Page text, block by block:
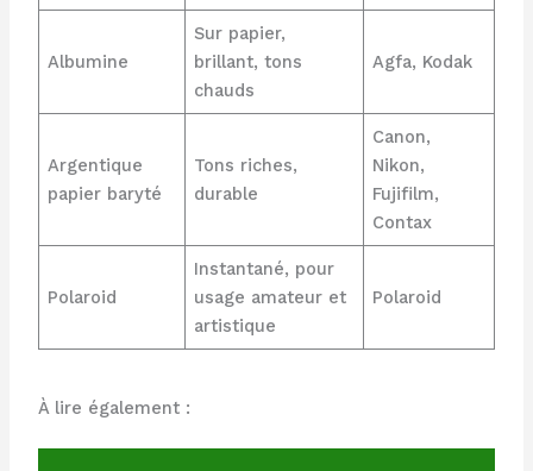
Albumine
Sur papier,
brillant, tons
chauds
Agfa, Kodak
Argentique
papier baryté
Tons riches,
durable
Canon,
Nikon,
Fujifilm,
Contax
Polaroid
Instantané, pour
usage amateur et
artistique
Polaroid
À lire également :